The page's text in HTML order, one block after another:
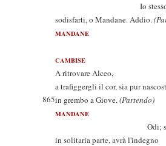
Io stesso, io
sodisfarti, o Mandane. Addio.
MANDANE
Ma
CAMBISE
A ritrovare Alceo,
a trafiggergli il cor, sia pur
865in grembo a Giove.(Partendo)
MANDANE
Odi; se lui
in solitaria parte, avrà l'indegno